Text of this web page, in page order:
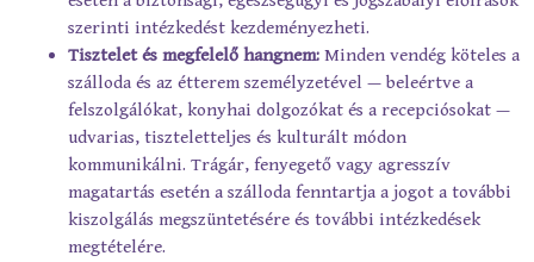
szerinti intézkedést kezdeményezheti.
Tisztelet és megfelelő hangnem:Minden vendég köteles a
szálloda és az étterem személyzetével — beleértve a
felszolgálókat, konyhai dolgozókat és a recepciósokat —
udvarias, tiszteletteljes és kulturált módon
kommunikálni. Trágár, fenyegető vagy agresszív
magatartás esetén a szálloda fenntartja a jogot a további
kiszolgálás megszüntetésére és további intézkedések
megtételére.